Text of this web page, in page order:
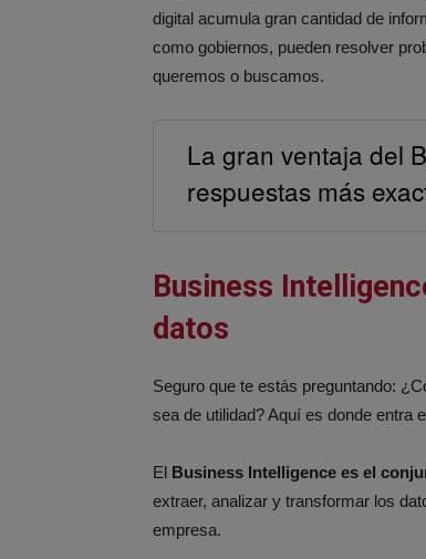
digital acumula gran cantidad de
como gobiernos, pueden resolver
queremos o buscamos.
La gran ventaja del
respuestas más
Business
datos
Seguro que te estás preguntando:
sea de utilidad? Aquí es donde entra
El Business Intelligence es el
extraer, analizar y transformar los
empresa.